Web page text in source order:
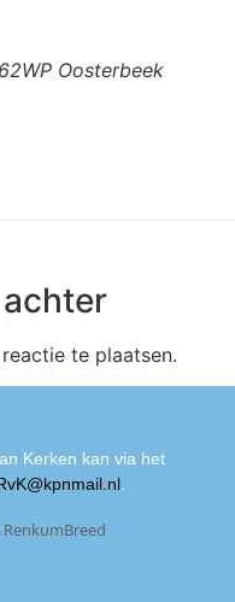
Oosterbeek
te plaatsen.
Kerken kan via het
.